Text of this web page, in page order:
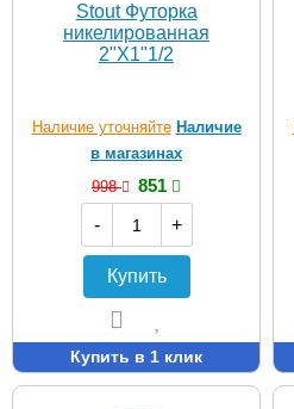
Stout Футорка
никелированная
2"X1"1/2
Наличие уточняйте Наличие
в магазинах
998
851
-
+
Купить
Купить в 1 клик